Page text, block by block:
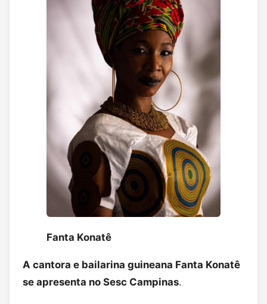
Fanta Konatê
A cantora e bailarina guineana Fanta Konatê
se apresenta no Sesc Campinas.